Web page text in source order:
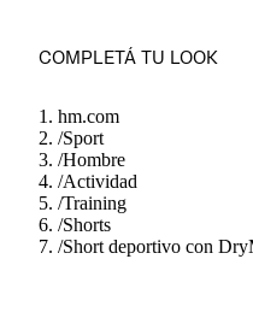
COMPLETÁ TU LOOK
hm.com
/Sport
/Hombre
/Actividad
/Training
/Shorts
/Short deportivo con